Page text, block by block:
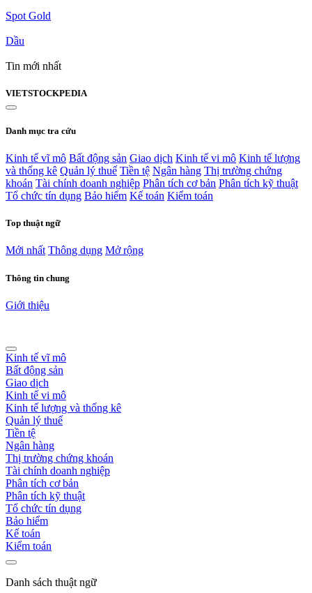
Spot Gold
Dầu
Tin mới nhất
VIETSTOCKPEDIA
Danh mục tra cứu
Kinh tế vĩ mô Bất động sản Giao dịch Kinh tế vi mô Kinh tế lượng
và thống kê Quản lý thuế Tiền tệ Ngân hàng Thị trường chứng
khoán Tài chính doanh nghiệp Phân tích cơ bản Phân tích kỹ thuật
Tổ chức tín dụng Bảo hiểm Kế toán Kiểm toán
Top thuật ngữ
Mới nhất Thông dụng Mở rộng
Thông tin chung
Giới thiệu
Kinh tế vĩ mô
Bất động sản
Giao dịch
Kinh tế vi mô
Kinh tế lượng và thống kê
Quản lý thuế
Tiền tệ
Ngân hàng
Thị trường chứng khoán
Tài chính doanh nghiệp
Phân tích cơ bản
Phân tích kỹ thuật
Tổ chức tín dụng
Bảo hiểm
Kế toán
Kiểm toán
Danh sách thuật ngữ